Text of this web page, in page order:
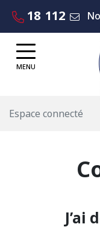
contenu
18 112
MENU
Espace connecté
J’ai